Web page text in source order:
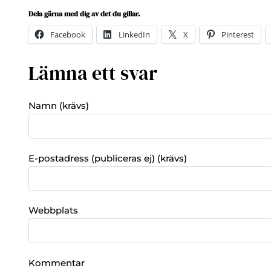
Dela gärna med dig av det du gillar.
Facebook LinkedIn X Pinterest
Lämna ett svar
Namn (krävs)
E-postadress (publiceras ej) (krävs)
Webbplats
Kommentar